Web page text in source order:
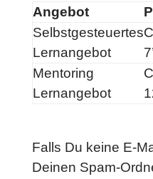
Angebot
Selbstgesteuertes
Lernangebot
Mentoring
Lernangebot
Falls Du keine E-
Deinen Spam-